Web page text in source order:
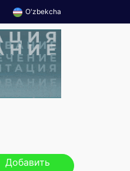
O'zbekcha
Добавить